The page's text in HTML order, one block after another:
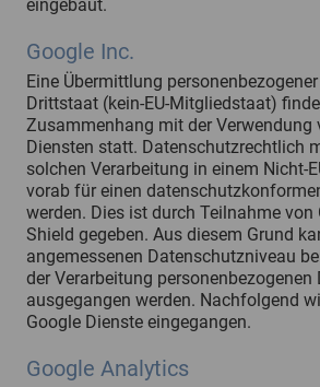
eingebaut.
Google Inc.
Eine Übermittlung
Drittstaat (kein-EU-Mitgliedstaat)
Zusammenhang mit der Verwendung
Diensten statt. Datenschutzrechtlich
solchen Verarbeitung in einem Nicht-
vorab für einen
werden. Dies ist durch Teilnahme von
Shield gegeben. Aus diesem Grund
angemessenen Datenschutzniveau
der Verarbeitung personenbezogenen
ausgegangen werden. Nachfolgend
Google Dienste eingegangen.
Google Analytics